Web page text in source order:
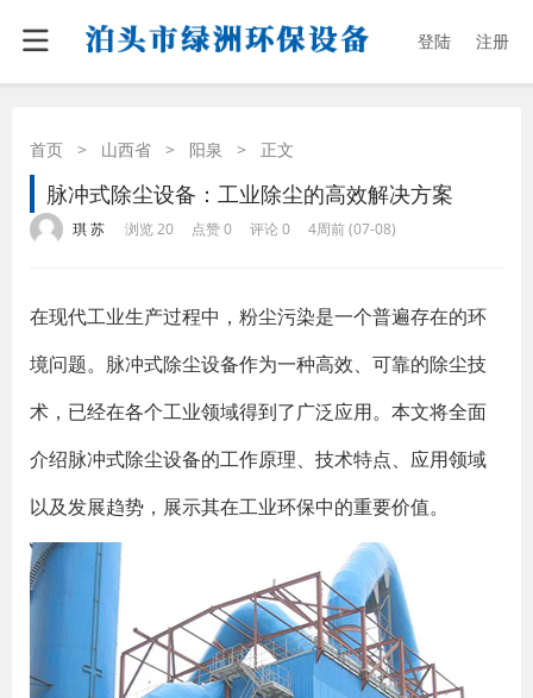
登陆 注册
首页 > 山西省 > 阳泉 > 正文
脉冲式除尘设备：工业除尘的高效解决方案
琪 苏 浏览 20 点赞 0 评论 0 4周前 (07-08)
在现代工业生产过程中，粉尘污染是一个普遍存在的环
境问题。脉冲式除尘设备作为一种高效、可靠的除尘技
术，已经在各个工业领域得到了广泛应用。本文将全面
介绍脉冲式除尘设备的工作原理、技术特点、应用领域
以及发展趋势，展示其在工业环保中的重要价值。